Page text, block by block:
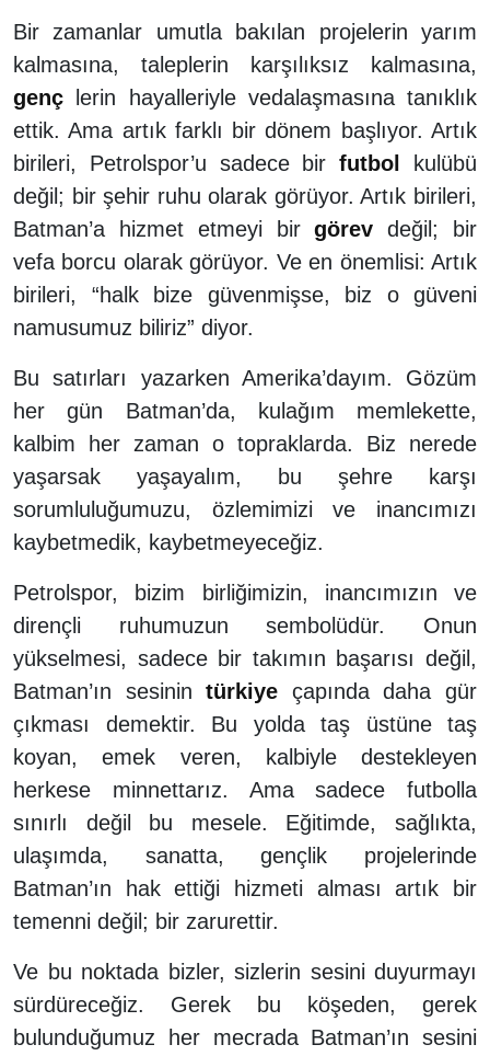
Bir zamanlar umutla bakılan projelerin yarım
kalmasına, taleplerin karşılıksız kalmasına,
genç lerin hayalleriyle vedalaşmasına tanıklık
ettik. Ama artık farklı bir dönem başlıyor. Artık
birileri, Petrolspor’u sadece birfutbol kulübü
değil; bir şehir ruhu olarak görüyor. Artık birileri,
Batman’a hizmet etmeyi birgörev değil; bir
vefa borcu olarak görüyor. Ve en önemlisi: Artık
birileri, “halk bize güvenmişse, biz o güveni
namusumuz biliriz” diyor.
Bu satırları yazarken Amerika’dayım. Gözüm
her gün Batman’da, kulağım memlekette,
kalbim her zaman o topraklarda. Biz nerede
yaşarsak yaşayalım, bu şehre karşı
sorumluluğumuzu, özlemimizi ve inancımızı
kaybetmedik, kaybetmeyeceğiz.
Petrolspor, bizim birliğimizin, inancımızın ve
dirençli ruhumuzun sembolüdür. Onun
yükselmesi, sadece bir takımın başarısı değil,
Batman’ın sesinintürkiye çapında daha gür
çıkması demektir. Bu yolda taş üstüne taş
koyan, emek veren, kalbiyle destekleyen
herkese minnettarız. Ama sadece futbolla
sınırlı değil bu mesele. Eğitimde, sağlıkta,
ulaşımda, sanatta, gençlik projelerinde
Batman’ın hak ettiği hizmeti alması artık bir
temenni değil; bir zarurettir.
Ve bu noktada bizler, sizlerin sesini duyurmayı
sürdüreceğiz. Gerek bu köşeden, gerek
bulunduğumuz her mecrada Batman’ın sesini